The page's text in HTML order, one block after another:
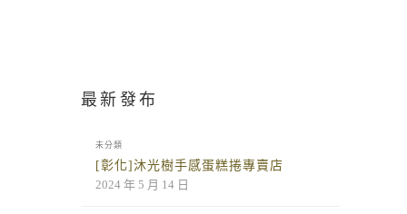
最新發布
未分類
[彰化]沐光樹手感蛋糕捲專賣店
2024 年 5 月 14 日